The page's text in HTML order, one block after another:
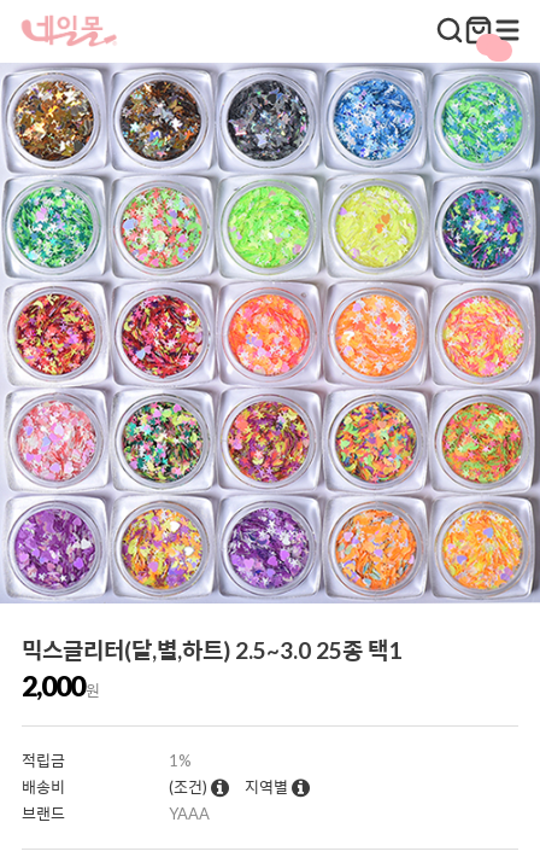
믹스글리터(달,별,하트) 2.5~3.0 25종 택1
2,000원
적립금
1%
배송비
(조건)
지역별
브랜드
YAAA